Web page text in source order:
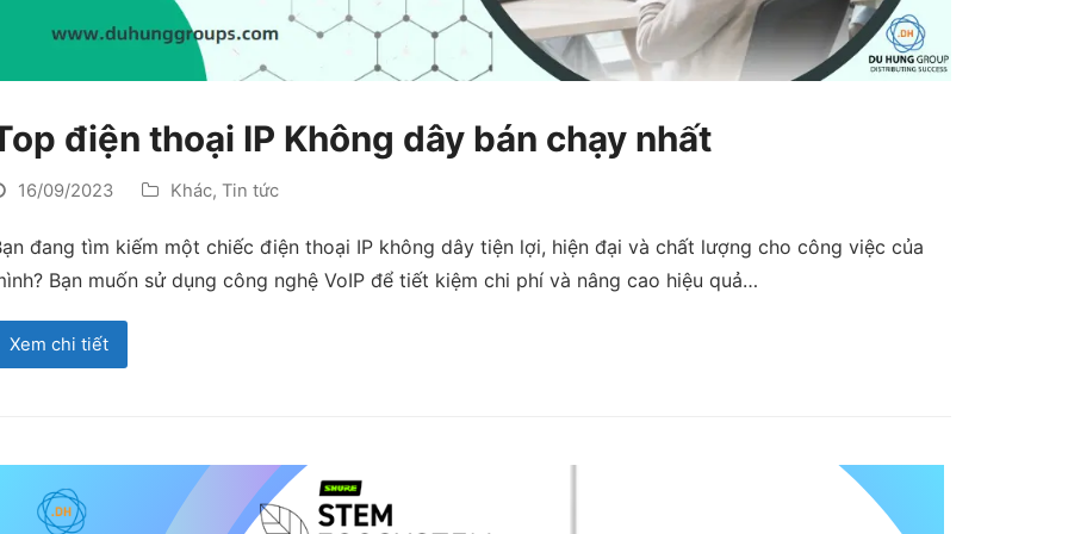
điện thoại IP Không dây bán chạy nhất
16/09/2023 Khác, Tin tức
đang tìm kiếm một chiếc điện thoại IP không dây tiện lợi, hiện đại và chất lượng cho công việc của
Bạn muốn sử dụng công nghệ VoIP để tiết kiệm chi phí và nâng cao hiệu quả…
Xem chi tiết